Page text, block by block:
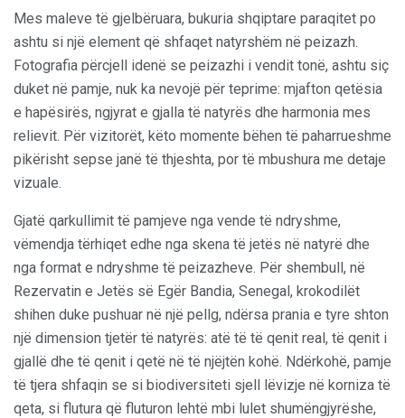
Mes maleve të gjelbëruara, bukuria shqiptare paraqitet po
ashtu si një element që shfaqet natyrshëm në peizazh.
Fotografia përcjell idenë se peizazhi i vendit tonë, ashtu siç
duket në pamje, nuk ka nevojë për teprime: mjafton qetësia
e hapësirës, ngjyrat e gjalla të natyrës dhe harmonia mes
relievit. Për vizitorët, këto momente bëhen të paharrueshme
pikërisht sepse janë të thjeshta, por të mbushura me detaje
vizuale.
Gjatë qarkullimit të pamjeve nga vende të ndryshme,
vëmendja tërhiqet edhe nga skena të jetës në natyrë dhe
nga format e ndryshme të peizazheve. Për shembull, në
Rezervatin e Jetës së Egër Bandia, Senegal, krokodilët
shihen duke pushuar në një pellg, ndërsa prania e tyre shton
një dimension tjetër të natyrës: atë të të qenit real, të qenit i
gjallë dhe të qenit i qetë në të njëjtën kohë. Ndërkohë, pamje
të tjera shfaqin se si biodiversiteti sjell lëvizje në korniza të
qeta, si flutura që fluturon lehtë mbi lulet shumëngjyrëshe,